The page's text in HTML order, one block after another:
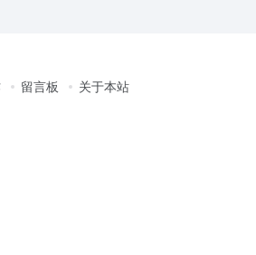
留言板 关于本站